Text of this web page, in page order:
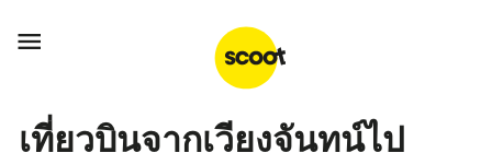

เที่ยวบินจากเวียงจันทน์ไป